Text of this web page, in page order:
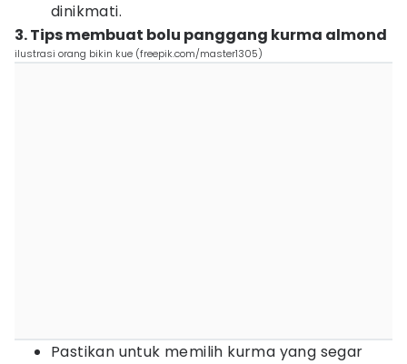
dinikmati.
3. Tips membuat bolu panggang kurma almond
ilustrasi orang bikin kue (freepik.com/master1305)
Pastikan untuk memilih kurma yang segar